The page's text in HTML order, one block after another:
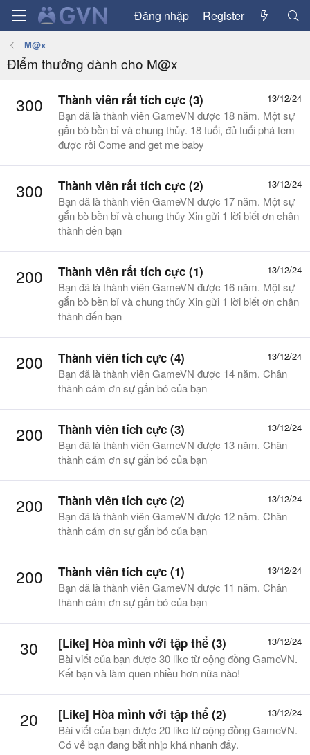
Đăng nhập Register
M@x
Điểm thưởng dành cho M@x
300 13/12/24
Thành viên rất tích cực (3)
Bạn đã là thành viên GameVN được 18 năm. Một sự
gắn bò bền bỉ và chung thủy. 18 tuổi, đủ tuổi phá tem
được rồi Come and get me baby
300 13/12/24
Thành viên rất tích cực (2)
Bạn đã là thành viên GameVN được 17 năm. Một sự
gắn bò bền bỉ và chung thủy Xin gửi 1 lời biết ơn chân
thành đến bạn
200 13/12/24
Thành viên rất tích cực (1)
Bạn đã là thành viên GameVN được 16 năm. Một sự
gắn bò bền bỉ và chung thủy Xin gửi 1 lời biết ơn chân
thành đến bạn
200 13/12/24
Thành viên tích cực (4)
Bạn đã là thành viên GameVN được 14 năm. Chân
thành cám ơn sự gắn bó của bạn
200 13/12/24
Thành viên tích cực (3)
Bạn đã là thành viên GameVN được 13 năm. Chân
thành cám ơn sự gắn bó của bạn
200 13/12/24
Thành viên tích cực (2)
Bạn đã là thành viên GameVN được 12 năm. Chân
thành cám ơn sự gắn bó của bạn
200 13/12/24
Thành viên tích cực (1)
Bạn đã là thành viên GameVN được 11 năm. Chân
thành cám ơn sự gắn bó của bạn
30 13/12/24
[Like] Hòa mình với tập thể (3)
Bài viết của bạn được 30 like từ cộng đồng GameVN.
Kết bạn và làm quen nhiều hơn nữa nào!
20 13/12/24
[Like] Hòa mình với tập thể (2)
Bài viết của bạn được 20 like từ cộng đồng GameVN.
Có vẻ bạn đang bắt nhịp khá nhanh đấy.